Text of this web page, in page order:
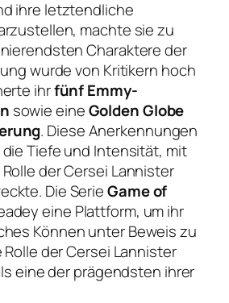
ihre letztendliche
machte sie zu
Charaktere der
wurde von Kritikern hoch
ihrfünf Emmy-
sowie eineGolden Globe
. Diese Anerkennungen
Tiefe und Intensität, mit
der Cersei Lannister
Die SerieGame of
eine Plattform, um ihr
Können unter Beweis zu
der Cersei Lannister
eine der prägendsten ihrer